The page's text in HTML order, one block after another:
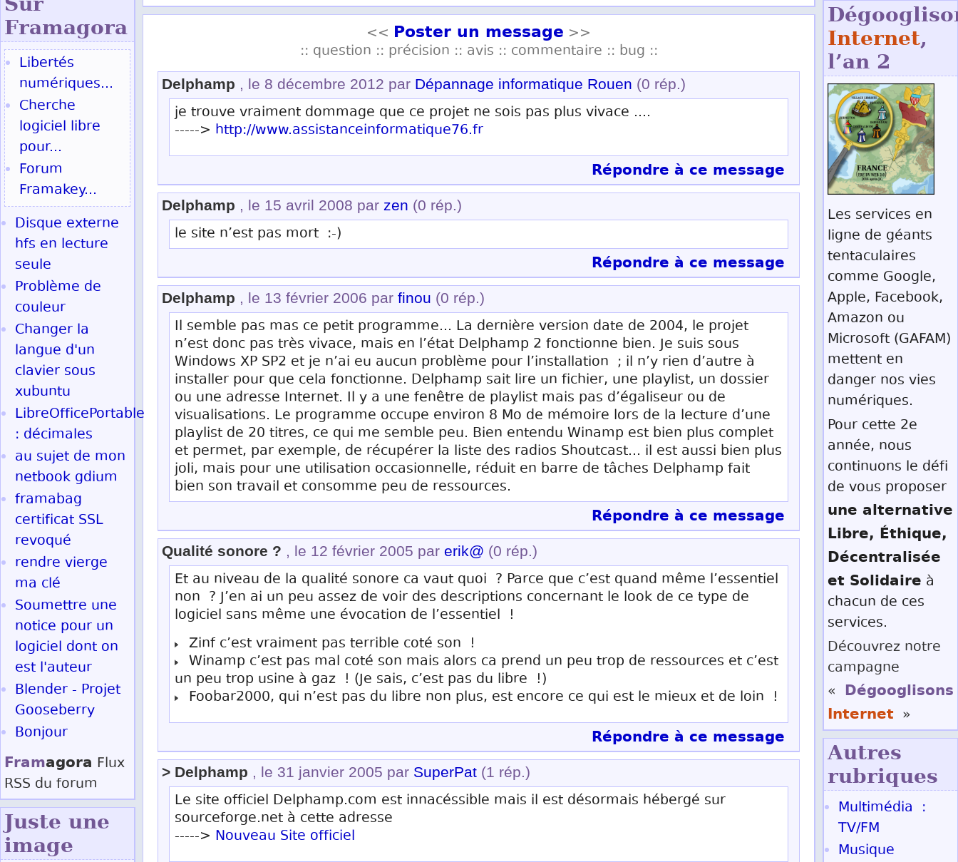
<< Poster un message >>
:: question :: précision :: avis :: commentaire :: bug ::
Delphamp , le 8 décembre 2012 par Dépannage informatique Rouen (0 rép.)
je trouve vraiment dommage que ce projet ne sois pas plus vivace ....
-----> http://www.assistanceinformatique76.fr
Répondre à ce message
Delphamp , le 15 avril 2008 par zen (0 rép.)
le site n’est pas mort :-)
Répondre à ce message
Delphamp , le 13 février 2006 par finou (0 rép.)
Il semble pas mas ce petit programme... La dernière version date de 2004, le projet
n’est donc pas très vivace, mais en l’état Delphamp 2 fonctionne bien. Je suis sous
Windows XP SP2 et je n’ai eu aucun problème pour l’installation ; il n’y rien d’autre à
installer pour que cela fonctionne. Delphamp sait lire un fichier, une playlist, un dossier
ou une adresse Internet. Il y a une fenêtre de playlist mais pas d’égaliseur ou de
visualisations. Le programme occupe environ 8 Mo de mémoire lors de la lecture d’une
playlist de 20 titres, ce qui me semble peu. Bien entendu Winamp est bien plus complet
et permet, par exemple, de récupérer la liste des radios Shoutcast... il est aussi bien plus
joli, mais pour une utilisation occasionnelle, réduit en barre de tâches Delphamp fait
bien son travail et consomme peu de ressources.
Répondre à ce message
Qualité sonore ? , le 12 février 2005 par erik@ (0 rép.)
Et au niveau de la qualité sonore ca vaut quoi ? Parce que c’est quand même l’essentiel
non ? J’en ai un peu assez de voir des descriptions concernant le look de ce type de
logiciel sans même une évocation de l’essentiel !
Zinf c’est vraiment pas terrible coté son !
Winamp c’est pas mal coté son mais alors ca prend un peu trop de ressources et c’est
un peu trop usine à gaz ! (Je sais, c’est pas du libre !)
Foobar2000, qui n’est pas du libre non plus, est encore ce qui est le mieux et de loin !
Répondre à ce message
> Delphamp , le 31 janvier 2005 par SuperPat (1 rép.)
Le site officiel Delphamp.com est innacéssible mais il est désormais hébergé sur
sourceforge.net à cette adresse
-----> Nouveau Site officiel
Internet,
l’an 2
Les services en
ligne de géants
tentaculaires
comme Google,
Apple, Facebook,
Amazon ou
Microsoft (GAFAM)
mettent en
danger nos vies
numériques.
Pour cette 2e
année, nous
continuons le défi
de vous proposer
une alternative
Libre, Éthique,
Décentralisée
et Solidaire à
chacun de ces
services.
Découvrez notre
campagne
« Dégooglisons
Internet »
Autres
rubriques
Multimédia :
TV/FM
Musique
Framagora
Libertés
numériques...
Cherche
logiciel libre
pour...
Forum
Framakey...
Disque externe
hfs en lecture
seule
Problème de
couleur
Changer la
langue d'un
clavier sous
xubuntu
LibreOfficePortable
: décimales
au sujet de mon
netbook gdium
framabag
certificat SSL
revoqué
rendre vierge
ma clé
Soumettre une
notice pour un
logiciel dont on
est l'auteur
Blender - Projet
Gooseberry
Bonjour
Framagora Flux
RSS du forum
Juste une
image